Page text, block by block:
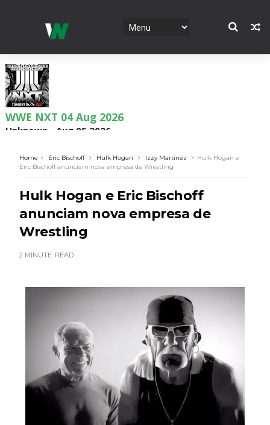
WWE NXT 04 Aug 2026
Unknown Aug 05 2026
Unknown- Aug 04 2026
WWE SummerSlam 2026 - Sunday
WWE Main Event, July 30, 2026
-Aug 02 2026
Lucha Libre AAA: Verano De Escándalo 2026 -
Semana 2
Aug 02 2026
Home Eric Bischoff Hulk Hogan Izzy Martinez
Hulk Hogan e
Eric Bischoff anunciam nova empresa de Wrestling
Hulk Hogan e Eric Bischoff
anunciam nova empresa de
Wrestling
2 MINUTE READ